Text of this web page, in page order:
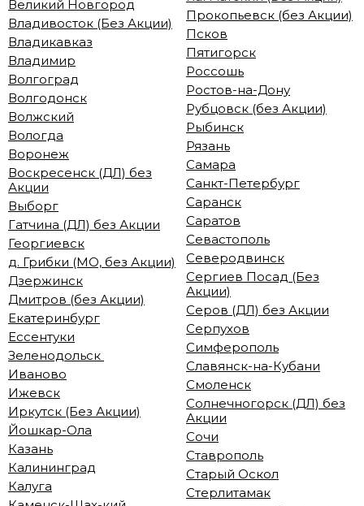
Великий Новгород
Владивосток (Без Акции)
Владикавказ
Владимир
Волгоград
Волгодонск
Волжский
Вологда
Воронеж
Воскресенск (ДЛ) без
Акции
Выборг
Гатчина (ДЛ) без Акции
Георгиевск
д. Грибки (МО, без Акции)
Дзержинск
Дмитров (без Акции)
Екатеринбург
Ессентуки
Зеленодольск
Иваново
Ижевск
Иркутск (Без Акции)
Йошкар-Ола
Казань
Калининград
Калуга
Прокопьевск (без Акции)
Псков
Пятигорск
Россошь
Ростов-на-Дону
Рубцовск (без Акции)
Рыбинск
Рязань
Самара
Санкт-Петербург
Саранск
Саратов
Севастополь
Северодвинск
Сергиев Посад (Без
Акции)
Серов (ДЛ) без Акции
Серпухов
Симферополь
Славянск-на-Кубани
Смоленск
Солнечногорск (ДЛ) без
Акции
Сочи
Ставрополь
Старый Оскол
Стерлитамак